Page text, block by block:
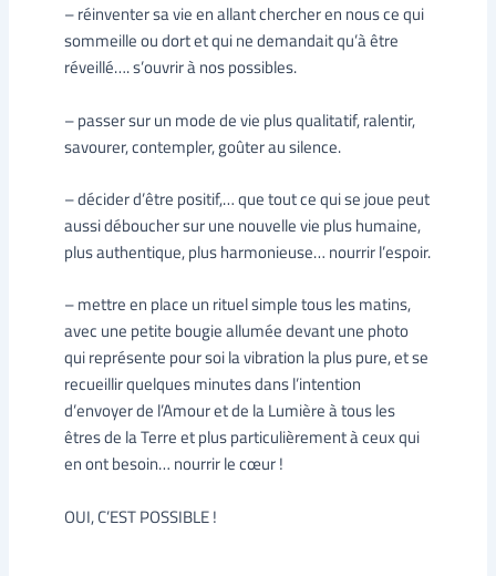
– réinventer sa vie en allant chercher en nous ce qui
sommeille ou dort et qui ne demandait qu’à être
réveillé…. s’ouvrir à nos possibles.
– passer sur un mode de vie plus qualitatif, ralentir,
savourer, contempler, goûter au silence.
– décider d’être positif,… que tout ce qui se joue peut
aussi déboucher sur une nouvelle vie plus humaine,
plus authentique, plus harmonieuse… nourrir l’espoir.
– mettre en place un rituel simple tous les matins,
avec une petite bougie allumée devant une photo
qui représente pour soi la vibration la plus pure, et se
recueillir quelques minutes dans l’intention
d’envoyer de l’Amour et de la Lumière à tous les
êtres de la Terre et plus particulièrement à ceux qui
en ont besoin… nourrir le cœur !
OUI, C’EST POSSIBLE !